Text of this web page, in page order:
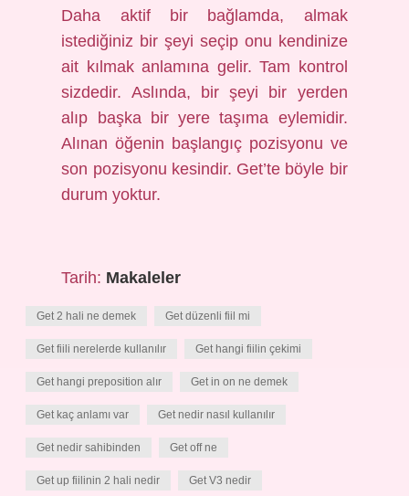
Daha aktif bir bağlamda, almak
istediğiniz bir şeyi seçip onu kendinize
ait kılmak anlamına gelir. Tam kontrol
sizdedir. Aslında, bir şeyi bir yerden
alıp başka bir yere taşıma eylemidir.
Alınan öğenin başlangıç ​​pozisyonu ve
son pozisyonu kesindir. Get’te böyle bir
durum yoktur.
Tarih: Makaleler
Get 2 hali ne demek Get düzenli fiil mi
Get fiili nerelerde kullanılır Get hangi fiilin çekimi
Get hangi preposition alır Get in on ne demek
Get kaç anlamı var Get nedir nasıl kullanılır
Get nedir sahibinden Get off ne
Get up fiilinin 2 hali nedir Get V3 nedir